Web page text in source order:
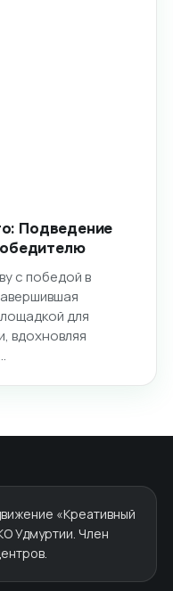
Подведение
с победой в
для
вдохновляя
«Креативный
Удмуртии. Член